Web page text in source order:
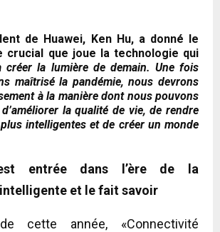
de Huawei, Ken Hu, a donné le
crucial que joue la technologie qui
créer la lumière de demain. Une fois
maîtrisé la pandémie, nous devrons
à la manière dont nous pouvons
la qualité de vie, de rendre
intelligentes et de créer un monde
entrée dans l’ère de la
et le fait savoir
cette année, «Connectivité